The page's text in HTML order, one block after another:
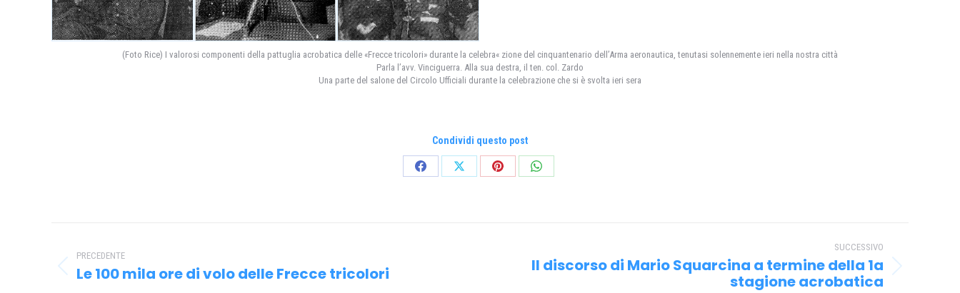
(Foto Rice) I valorosi componenti della pattuglia acrobatica delle «Frecce tricolori» durante la celebra« zione del cinquantenario dell’Arma aeronautica, tenutasi solennemente ieri nella nostra città
Parla l’avv. Vinciguerra. Alla sua destra, il ten. col. Zardo
Una parte del salone del Circolo Ufficiali durante la celebrazione che si è svolta ieri sera
Condividi questo post
CondividiCondividiCondividiCondividi
traPRECEDENTE
Post
Le 100 mila ore di volo delle Frecce tricolori
SUCCESSIVO
ProssimoIl discorso di Mario Squarcina a termine della 1a
stagione acrobatica